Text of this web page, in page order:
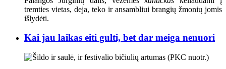
tremties vietas, deja, teko ir ansambliui brangių žmonių jomis
išlydėti.
Kai jau laikas eiti gulti, bet dar meiga nenuori